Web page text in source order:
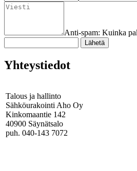
Anti-spam: Kuinka
Yhteystiedot
Talous ja hallinto
Sähköurakointi Aho Oy
Kinkomaantie 142
40900 Säynätsalo
puh. 040-143 7072